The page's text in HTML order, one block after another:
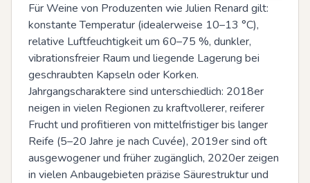
Für Weine von Produzenten wie Julien Renard gilt:
konstante Temperatur (idealerweise 10–13 °C),
relative Luftfeuchtigkeit um 60–75 %, dunkler,
vibrationsfreier Raum und liegende Lagerung bei
geschraubten Kapseln oder Korken.
Jahrgangscharaktere sind unterschiedlich: 2018er
neigen in vielen Regionen zu kraftvollerer, reiferer
Frucht und profitieren von mittelfristiger bis langer
Reife (5–20 Jahre je nach Cuvée), 2019er sind oft
ausgewogener und früher zugänglich, 2020er zeigen
in vielen Anbaugebieten präzise Säurestruktur und